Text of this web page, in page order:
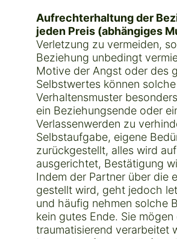
Aufrechterhaltung der
jeden Preis (abhängiges
Verletzung zu vermeiden,
Beziehung unbedingt
Motive der Angst oder des
Selbstwertes können
Verhaltensmuster
ein Beziehungsende oder
Verlassenwerden zu
Selbstaufgabe, eigene
zurückgestellt, alles wird
ausgerichtet, Bestätigung
Indem der Partner über die
gestellt wird, geht jedoch
und häufig nehmen solche
kein gutes Ende. Sie
traumatisierend verarbeitet